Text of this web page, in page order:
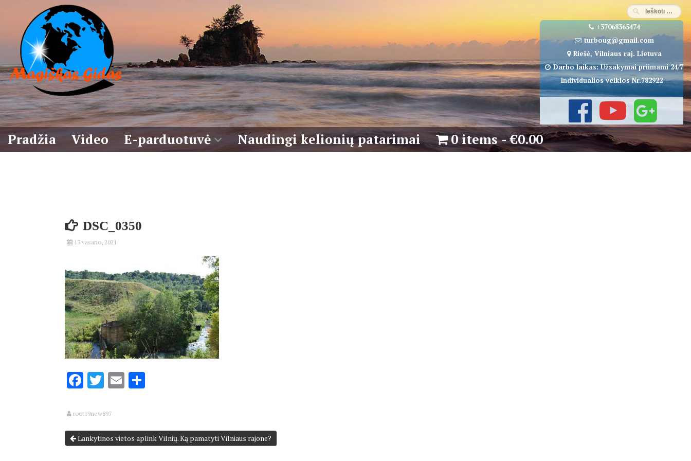
+37068365474
turboug@gmail.com
Riešė, Vilniaus raj. Lietuva
Darbo laikas: Užsakymai priimami 24/7
Individualios veiklos Nr.782922
Pradžia Video
E-parduotuvė
Naudingi kelionių patarimai 0 items €0.00
DSC_0350
13 vasario, 2021
Facebook
Twitter
Email
root19new897
Lankytinos vietos aplink Vilnių. Ką pamatyti Vilniaus rajone?